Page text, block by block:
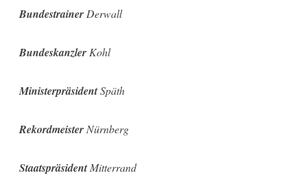
Bundestrainer Derwall
Bundeskanzler Kohl
MinisterpräsidentSpäth
Rekordmeister Nürnberg
StaatspräsidentMitterrand